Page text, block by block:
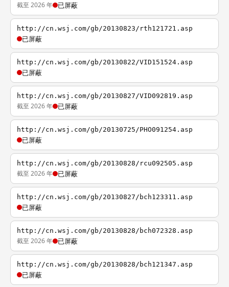
截至 2026 年 已屏蔽
http://cn.wsj.com/gb/20130823/rth121721.asp
已屏蔽
http://cn.wsj.com/gb/20130822/VID151524.asp
已屏蔽
http://cn.wsj.com/gb/20130827/VID092819.asp
截至 2026 年 已屏蔽
http://cn.wsj.com/gb/20130725/PHO091254.asp
已屏蔽
http://cn.wsj.com/gb/20130828/rcu092505.asp
截至 2026 年 已屏蔽
http://cn.wsj.com/gb/20130827/bch123311.asp
已屏蔽
http://cn.wsj.com/gb/20130828/bch072328.asp
截至 2026 年 已屏蔽
http://cn.wsj.com/gb/20130828/bch121347.asp
已屏蔽